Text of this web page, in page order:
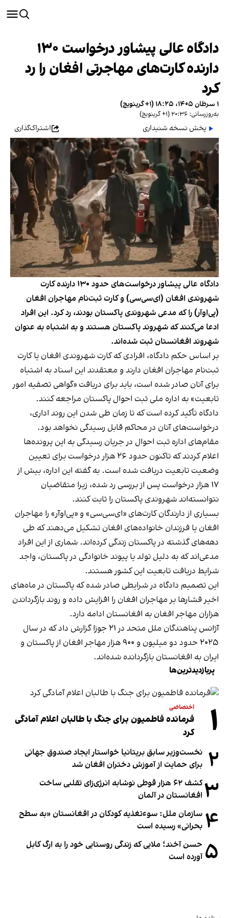
دادگاه عالی پیشاور درخواست ۱۳۰
دارنده کارت‌های مهاجرتی افغان را رد
کرد
۱ سرطان ۱۴۰۵، ۱۸:۲۵ (‎+۱ گرینویچ)
به‌روزرسانی: ۲۰:۳۶ (‎+۱ گرینویچ)
پخش نسخه شنیداری اشتراک‌گذاری
دادگاه عالی پیشاور درخواست‌های حدود ۱۳۰ دارنده کارت
شهروندی افغان (‌ای‌سی‌سی) و کارت ثبت‌نام مهاجران افغان
(پی‌او‌آر) را که مدعی شهروندی پاکستان بودند، رد کرد. این افراد
ادعا می‌کنند که شهروند پاکستان هستند و به اشتباه به عنوان
شهروند افغانستان ثبت شده‌اند.
بر اساس حکم دادگاه، افرادی که کارت شهروندی افغان یا کارت
ثبت‌نام مهاجران افغان دارند و معتقدند این اسناد به اشتباه
برای آنان صادر شده است، باید برای دریافت «گواهی تصفیه امور
تابعیت» به اداره ملی ثبت احوال پاکستان مراجعه کنند.
دادگاه تأکید کرده است که تا زمان طی شدن این روند اداری،
درخواست‌های آنان در محاکم قابل رسیدگی نخواهد بود.
مقام‌های اداره ثبت احوال در جریان رسیدگی به این پرونده‌ها
اعلام کردند که تاکنون حدود ۲۶ هزار درخواست برای تعیین
وضعیت تابعیت دریافت شده است. به گفته این اداره، بیش از
۱۷ هزار درخواست پس از بررسی رد شده، زیرا متقاضیان
نتوانسته‌اند شهروندی پاکستان را ثابت کنند.
بسیاری از دارندگان کارت‌های «ای‌سی‌سی» و «پی‌او‌آر» را مهاجران
افغان یا فرزندان خانواده‌های افغان تشکیل می‌دهند که طی
دهه‌های گذشته در پاکستان زندگی کرده‌اند. شماری از این افراد
مدعی‌اند که به دلیل تولد یا پیوند خانوادگی در پاکستان، واجد
شرایط دریافت تابعیت این کشور هستند.
این تصمیم دادگاه در شرایطی صادر شده که پاکستان در ماه‌های
اخیر فشارها بر مهاجران افغان را افزایش داده و روند بازگرداندن
هزاران مهاجر افغان به افغانستان ادامه دارد.
آژانس پناهندگان ملل متحد در ۲۱ جوزا گزارش داد که در سال
۲۰۲۵ حدود دو میلیون و ۹۰۰ هزار مهاجر افغان از پاکستان و
ایران به افغانستان بازگردانده شده‌اند.
پربازدیدترین‌ها
۱ اختصاصی
فرمانده فاطمیون برای جنگ با طالبان اعلام آمادگی
کرد
۲ نخست‌وزیر سابق بریتانیا خواستار ایجاد صندوق جهانی
برای حمایت از آموزش دختران افغان شد
۳
کشف ۶۲ هزار قوطی نوشابه انرژی‌زای تقلبی ساخت
افغانستان در آلمان
۴ سازمان ملل: سوء‌تغذیه کودکان در افغانستان «به سطح
بحرانی» رسیده است
۵ حسن آخند؛ ملایی که زندگی روستایی خود را به ارگ کابل
آورده است